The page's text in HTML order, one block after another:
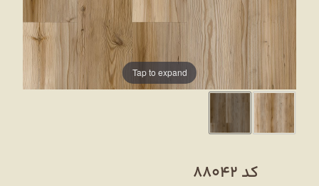
Tap to expand
کد 88042